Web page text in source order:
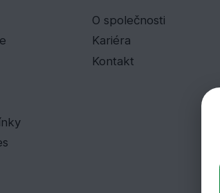
O společnosti
Kariéra
Kontakt